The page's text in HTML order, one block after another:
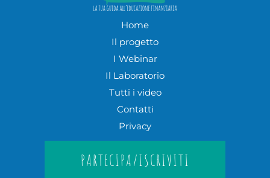
Home
Il progetto
I Webinar
Il Laboratorio
Tutti i video
Contatti
Privacy
PARTECIPA/ISCRIVITI